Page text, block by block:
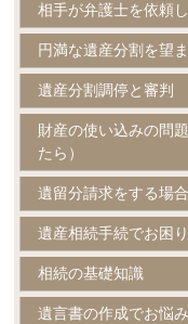
相手が弁護士を依頼
円満な遺産分割を望
遺産分割調停と審判
財産の使い込みの問
たら）
遺留分請求をする場
遺産相続手続でお困
相続の基礎知識
遺言書の作成でお悩